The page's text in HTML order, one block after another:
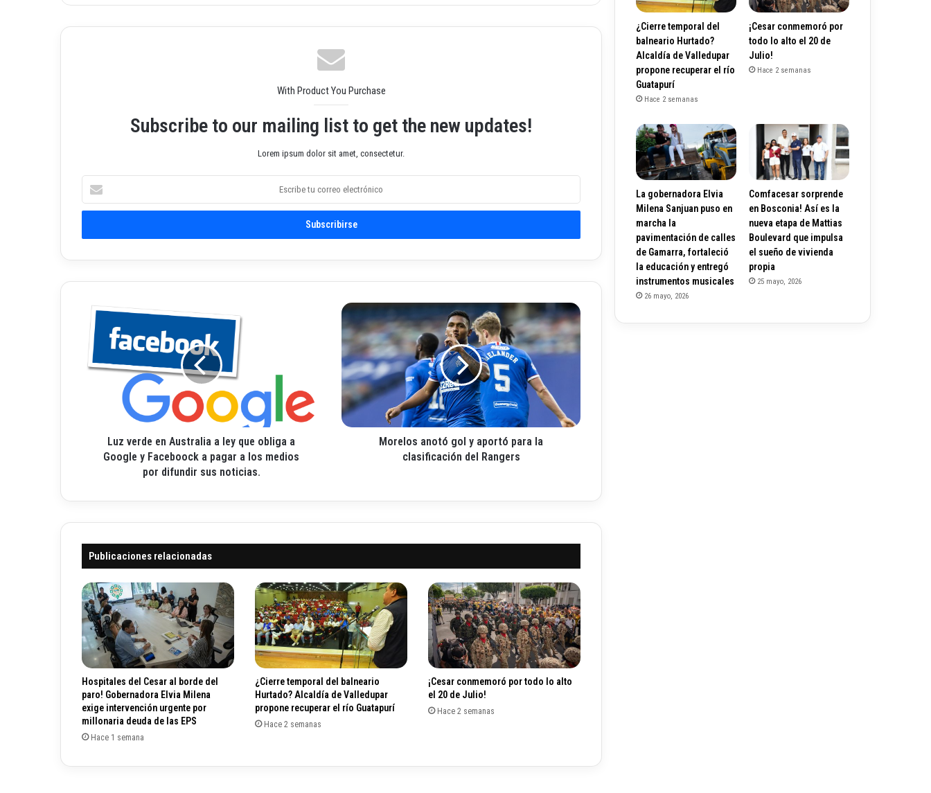
b
With Product You Purchase
Subscribe to our mailing list to get the new updates!
Lorem ipsum dolor sit amet, consectetur.
c
i
t
n
o
t
l
a
a
l
q
u
o
b
l
i
Luz verde en Australia a ley que obliga a
Google y Faceboock a pagar a los medios
por difundir sus noticias.
M
r
e
l
o
s
a
n
o
a
o
t
ó
p
a
r
l
Morelos anotó gol y aportó para la
clasificación del Rangers
Publicaciones relacionadas
Hospitales del Cesar al borde del
paro! Gobernadora Elvia Milena
exige intervención urgente por
millonaria deuda de las EPS
Hace 1 semana
¿Cierre temporal del balneario
Hurtado? Alcaldía de Valledupar
propone recuperar el río Guatapurí
Hace 2 semanas
¡Cesar conmemoró por todo lo alto
el 20 de Julio!
Hace 2 semanas
¿Cierre temporal del
balneario Hurtado?
Alcaldía de Valledupar
propone recuperar el río
Guatapurí
Hace 2 semanas
¡Cesar conmemoró por
todo lo alto el 20 de
Julio!
Hace 2 semanas
La gobernadora Elvia
Milena Sanjuan puso en
marcha la
pavimentación de calles
de Gamarra, fortaleció
la educación y entregó
instrumentos musicales
26 mayo, 2026
Comfacesar sorprende
en Bosconia! Así es la
nueva etapa de Mattias
Boulevard que impulsa
el sueño de vivienda
propia
25 mayo, 2026